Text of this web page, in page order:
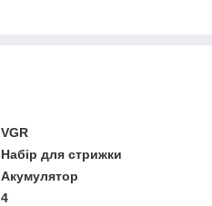
VGR
Набір для стрижки
Акумулятор
4